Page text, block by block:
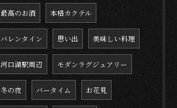
最高のお酒 本格カクテル
バレンタイン 思い出 美味しい料理
河口湖駅周辺 モダンラグジュアリー
冬の夜 バータイム お花見